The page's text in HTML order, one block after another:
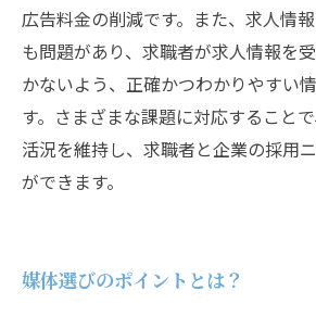
広告料金の削減です。また、求人情
も問題があり、求職者が求人情報を
かないよう、正確かつわかりやすい
す。さまざまな課題に対応すること
活況を維持し、求職者と企業の採用
ができます。
媒体選びのポイントとは？